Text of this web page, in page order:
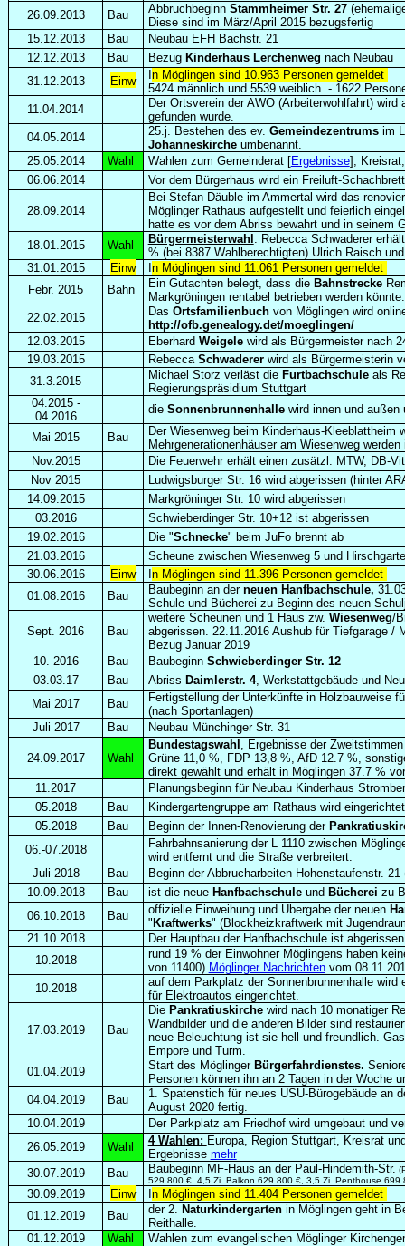
26.09.2013 Bau Abbruchbeginn Stammheimer Str. 27
Diese sind im März/April 2015 bezugsfertig
15.12.2013
Bau
Neubau EFH Bachstr. 21
12.12.2013
Bau Bezug Kinderhaus Lerchenweg nach Neubau
31.12.2013
Einw
n Möglingen sind 10.963 Personen gemeldet
5424 männlich und 5539 weiblich - 1622
11.04.2014
Der Ortsverein der AWO (Arbeiterwohlfahrt)
gefunden wurde.
04.05.2014
25.j. Bestehen des ev. Gemeindezentrumsim
Johanneskircheumbenannt.
25.05.2014
Wahl Wahlen zum Gemeinderat [Ergebnisse],
06.06.2014
Vor dem Bürgerhaus wird ein Freiluft-
28.09.2014
Bei Stefan Däuble im Ammertal wird das
Möglinger Rathaus aufgestellt und feierlich
hatte es vor dem Abriss bewahrt und in seinem
18.01.2015
Wahl Bürgermeisterwahl : Rebecca Schwaderer
% (bei 8387 Wahlberechtigten) Ulrich Raisch
31.01.2015
Einw
n Möglingen sind 11.061 Personen gemeldet
Febr. 2015
Bahn Ein Gutachten belegt, dass die Bahnstrecke
Markgröningen rentabel betrieben werden
22.02.2015
Das Ortsfamilienbuchvon Möglingen wird
http://ofb.genealogy.det/moeglingen/
12.03.2015
Eberhard Weigelewird als Bürgermeister nach
19.03.2015
Rebecca Schwadererwird als Bürgermeisterin
31.3.2015
Michael Storz verläst die Furtbachschuleals
Regierungspräsidium Stuttgart
04.2015 -
04.2016
die Sonnenbrunnenhallewird innen und außen
Mai 2015 Bau
Der Wiesenweg beim Kinderhaus-Kleeblattheim
Mehrgenerationenhäuser am Wiesenweg
Nov.2015
Die Feuerwehr erhält einen zusätzl. MTW, DB-
Nov 2015
Ludwigsburger Str. 16 wird abgerissen (hinter
14.09.2015
Markgröninger Str. 10 wird abgerissen
03.2016
Schwieberdinger Str. 10+12 ist abgerissen
19.02.2016
Die "Schnecke" beim JuFo brennt ab
21.03.2016
Scheune zwischen Wiesenweg 5 und
30.06.2016
Einw
n Möglingen sind 11.396 Personen gemeldet
01.08.2016
Bau Baubeginn an der neuen Hanfbachschule,
Schule und Bücherei zu Beginn des neuen
Sept. 2016 Bau
weitere Scheunen und 1 Haus zw. Wiesenweg/
abgerissen. 22.11.2016 Aushub für Tiefgarage /
Bezug Januar 2019
10. 2016
Bau Baubeginn Schwieberdinger Str. 12
03.03.17
Bau Abriss Daimlerstr. 4, Werkstattgebäude und
Mai 2017
Bau
Fertigstellung der Unterkünfte in Holzbauweise
(nach Sportanlagen)
Juli 2017
Bau Neubau Münchinger Str. 31
24.09.2017 Wahl
Bundestagswahl , Ergebnisse der
Grüne 11,0 %, FDP 13,8 %, AfD 12.7 %,
direkt gewählt und erhält in Möglingen 37.7 %
11.2017
Planungsbeginn für Neubau Kinderhaus
05.2018
Bau
Kindergartengruppe am Rathaus wird eingerichtet
05.2018
Bau Beginn der Innen-Renovierung der
06.-07.2018
Fahrbahnsanierung der L 1110 zwischen
wird entfernt und die Straße verbreitert.
Juli 2018
Bau
Beginn der Abbrucharbeiten Hohenstaufenstr.
10.09.2018
Bau ist die neue Hanfbachschuleund Bücherei zu
06.10.2018
Bau offizielle Einweihung und Übergabe der neuen
" Kraftwerks" (Blockheizkraftwerk mit
21.10.2018
Der Hauptbau der Hanfbachschule ist abgerissen
10.2018
rund 19 % der Einwohner Möglingens haben
von 11400) Möglinger Nachrichtenvom
10.2018
auf dem Parkplatz der Sonnenbrunnenhalle
für Elektroautos eingerichtet.
17.03.2019 Bau
Die Pankratiuskirchewird nach 10 monatiger
Wandbilder und die anderen Bilder sind
neue Beleuchtung ist sie hell und freundlich.
Empore und Turm.
01.04.2019
Start des Möglinger Bürgerfahrdienstes.
Personen können ihn an 2 Tagen in der Woche
04.04.2019
Bau
1. Spatenstich für neues USU-Bürogebäude an
August 2020 fertig.
10.04.2019
Der Parkplatz am Friedhof wird umgebaut und
26.05.2019
Wahl 4 Wahlen: Europa, Region Stuttgart, Kreisrat
Ergebnisse mehr
30.07.2019
Bau Baubeginn MF-Haus an der Paul-Hindemith-Str.
529.800 €, 4,5 Zi. Balkon 629.800 €, 3,5 Zi. Penthouse
30.09.2019 Einw
n Möglingen sind 11.404 Personen gemeldet
01.12.2019
Bau der 2. Naturkindergartenin Möglingen geht in
Reithalle.
01.12.2019
Wahl Wahlen zum evangelischen Möglinger